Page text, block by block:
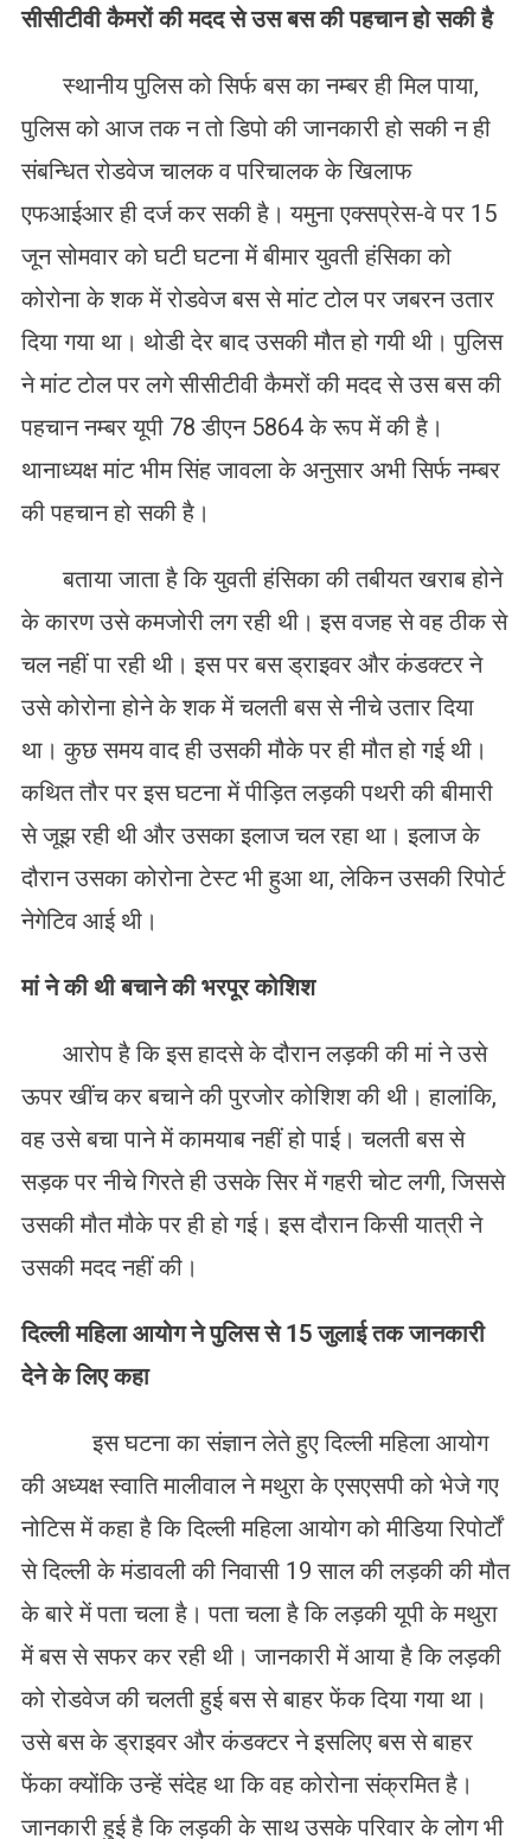
सीसीटीवी कैमरों की मदद से उस बस की पहचान हो सकी है
स्थानीय पुलिस को सिर्फ बस का नम्बर ही मिल पाया,
पुलिस को आज तक न तो डिपो की जानकारी हो सकी न ही
संबन्धित रोडवेज चालक व परिचालक के खिलाफ
एफआईआर ही दर्ज कर सकी है। यमुना एक्सप्रेस-वे पर 15
जून सोमवार को घटी घटना में बीमार युवती हंसिका को
कोरोना के शक में रोडवेज बस से मांट टोल पर जबरन उतार
दिया गया था। थोडी देर बाद उसकी मौत हो गयी थी। पुलिस
ने मांट टोल पर लगे सीसीटीवी कैमरों की मदद से उस बस की
पहचान नम्बर यूपी 78 डीएन 5864 के रूप में की है।
थानाध्यक्ष मांट भीम सिंह जावला के अनुसार अभी सिर्फ नम्बर
की पहचान हो सकी है।
बताया जाता है कि युवती हंसिका की तबीयत खराब होने
के कारण उसे कमजोरी लग रही थी। इस वजह से वह ठीक से
चल नहीं पा रही थी। इस पर बस ड्राइवर और कंडक्टर ने
उसे कोरोना होने के शक में चलती बस से नीचे उतार दिया
था। कुछ समय वाद ही उसकी मौके पर ही मौत हो गई थी।
कथित तौर पर इस घटना में पीड़ित लड़की पथरी की बीमारी
से जूझ रही थी और उसका इलाज चल रहा था। इलाज के
दौरान उसका कोरोना टेस्ट भी हुआ था, लेकिन उसकी रिपोर्ट
नेगेटिव आई थी।
मां ने की थी बचाने की भरपूर कोशिश
आरोप है कि इस हादसे के दौरान लड़की की मां ने उसे
ऊपर खींच कर बचाने की पुरजोर कोशिश की थी। हालांकि,
वह उसे बचा पाने में कामयाब नहीं हो पाई। चलती बस से
सड़क पर नीचे गिरते ही उसके सिर में गहरी चोट लगी, जिससे
उसकी मौत मौके पर ही हो गई। इस दौरान किसी यात्री ने
उसकी मदद नहीं की।
दिल्ली महिला आयोग ने पुलिस से 15 जुलाई तक जानकारी
देने के लिए कहा
इस घटना का संज्ञान लेते हुए दिल्ली महिला आयोग
की अध्यक्ष स्वाति मालीवाल ने मथुरा के एसएसपी को भेजे गए
नोटिस में कहा है कि दिल्ली महिला आयोग को मीडिया रिपोर्टों
से दिल्ली के मंडावली की निवासी 19 साल की लड़की की मौत
के बारे में पता चला है। पता चला है कि लड़की यूपी के मथुरा
में बस से सफर कर रही थी। जानकारी में आया है कि लड़की
को रोडवेज की चलती हुई बस से बाहर फेंक दिया गया था।
उसे बस के ड्राइवर और कंडक्टर ने इसलिए बस से बाहर
फेंका क्योंकि उन्हें संदेह था कि वह कोरोना संक्रमित है।
जानकारी हुई है कि लड़की के साथ उसके परिवार के लोग भी